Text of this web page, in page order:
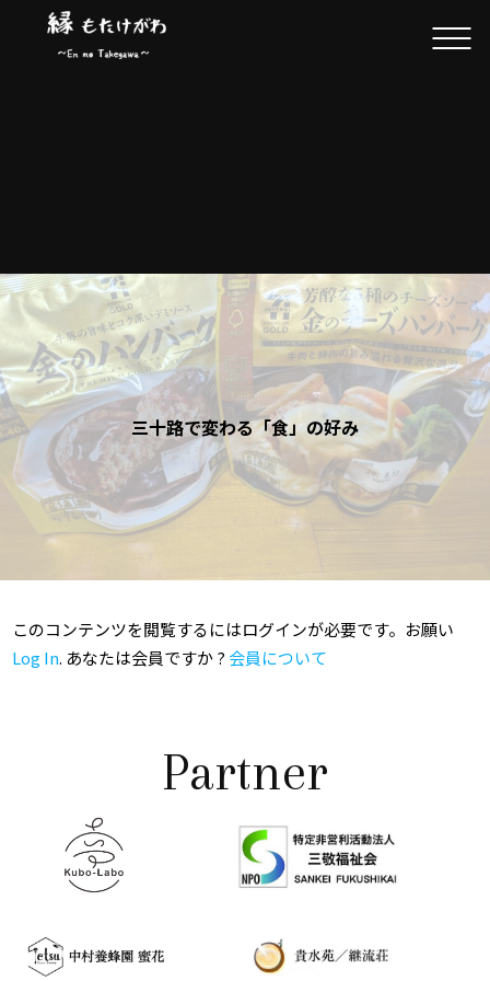
三十路で変わる「食」の好み
このコンテンツを閲覧するにはログインが必要です。お願い
Log In. あなたは会員ですか ? 会員について
Partner